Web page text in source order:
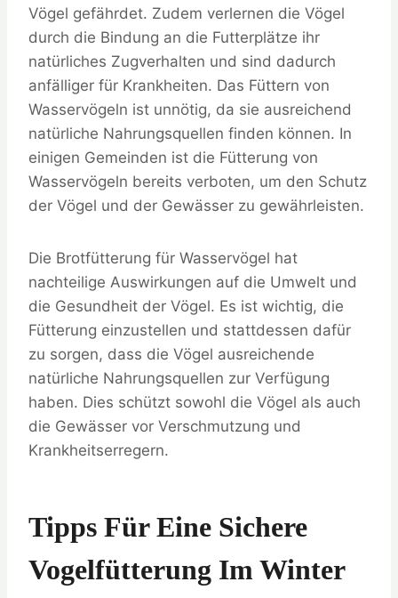
Vögel gefährdet. Zudem verlernen die Vögel
durch die Bindung an die Futterplätze ihr
natürliches Zugverhalten und sind dadurch
anfälliger für Krankheiten. Das Füttern von
Wasservögeln ist unnötig, da sie ausreichend
natürliche Nahrungsquellen finden können. In
einigen Gemeinden ist die Fütterung von
Wasservögeln bereits verboten, um den Schutz
der Vögel und der Gewässer zu gewährleisten.
Die Brotfütterung für Wasservögel hat
nachteilige Auswirkungen auf die Umwelt und
die Gesundheit der Vögel. Es ist wichtig, die
Fütterung einzustellen und stattdessen dafür
zu sorgen, dass die Vögel ausreichende
natürliche Nahrungsquellen zur Verfügung
haben. Dies schützt sowohl die Vögel als auch
die Gewässer vor Verschmutzung und
Krankheitserregern.
Tipps Für Eine Sichere
Vogelfütterung Im Winter